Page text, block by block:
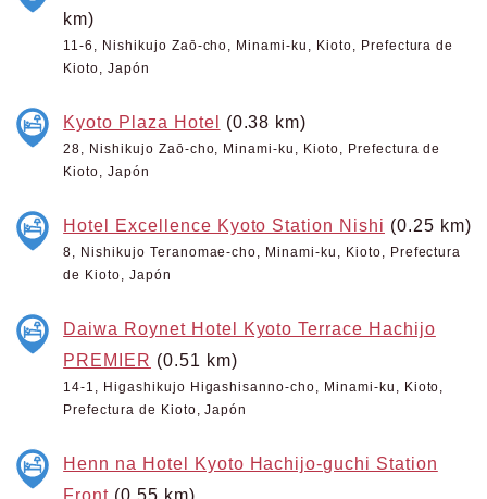
km)
11-6, Nishikujo Zaō-cho, Minami-ku, Kioto, Prefectura de
Kioto, Japón
Kyoto Plaza Hotel (0.38 km)
28, Nishikujo Zaō-cho, Minami-ku, Kioto, Prefectura de
Kioto, Japón
Hotel Excellence Kyoto Station Nishi (0.25 km)
8, Nishikujo Teranomae-cho, Minami-ku, Kioto, Prefectura
de Kioto, Japón
Daiwa Roynet Hotel Kyoto Terrace Hachijo
PREMIER (0.51 km)
14-1, Higashikujo Higashisanno-cho, Minami-ku, Kioto,
Prefectura de Kioto, Japón
Henn na Hotel Kyoto Hachijo-guchi Station
Front (0.55 km)